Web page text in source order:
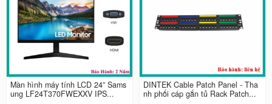
Màn hình máy tính LCD 24” Sams
ung LF24T370FWEXXV IPS...
DINTEK Cable Patch Panel - Tha
nh phối cáp gắn tủ Rack Patch...